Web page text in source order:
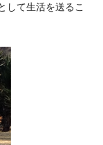
して生活を送るこ